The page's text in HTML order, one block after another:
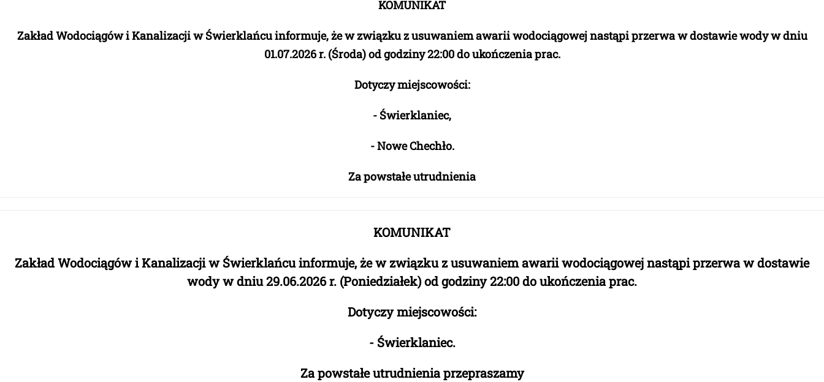
KOMUNIKAT
Zakład Wodociągów i Kanalizacji w Świerklańcu informuje, że w związku z usuwaniem awarii wodociągowej nastąpi przerwa w dostawie wody w dniu
01.07.2026 r. (Środa) od godziny 22:00doukończenia prac.
Dotyczy miejscowości:
- Świerklaniec,
- Nowe Chechło.
Za powstałe utrudnienia
KOMUNIKAT
Zakład Wodociągów i Kanalizacji w Świerklańcu informuje, że w związku z usuwaniem awarii wodociągowej nastąpi przerwa w dostawie
wody w dniu29.06.2026 r. (Poniedziałek) od godziny 22:00doukończenia prac.
Dotyczy miejscowości:
- Świerklaniec.
Za powstałe utrudnienia przepraszamy